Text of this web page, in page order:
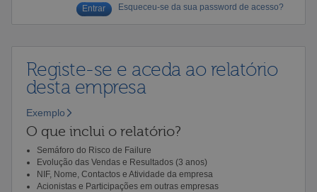
Esqueceu-se da sua password de acesso?
Registe-se e aceda ao relatório
desta empresa
Exemplo
O que inclui o relatório?
Semáforo do Risco de Failure
Evolução das Vendas e Resultados (3 anos)
NIF, Nome, Contactos e Atividade da empresa
Acionistas e Participações em outras empresas